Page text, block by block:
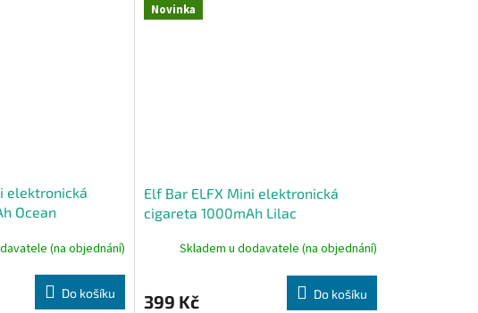
elektronická
Ocean
(na objednání)
Do košíku
Novinka
Elf Bar ELFX Mini elektronická
cigareta 1000mAh Lilac
Skladem u dodavatele (na objednání)
399 Kč Do košíku